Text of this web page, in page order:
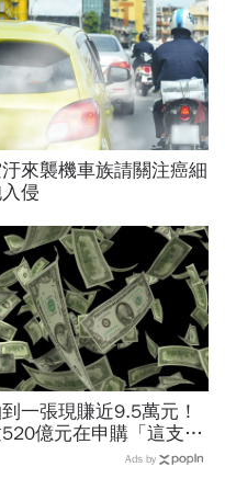
來襲機車族請關注癌細
侵
一張現賺近9.5萬元！
億元在申購「這支股
」、總筆數近99萬 創
Ads by